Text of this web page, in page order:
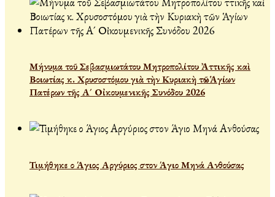
Μήνυμα τοῦ Σεβασμιωτάτου Μητροπολίτου Ἀττικῆς καὶ
Βοιωτίας κ. Χρυσοστόμου γιὰ τὴν Κυριακὴ τῶν Ἁγίων
Πατέρων τῆς Α´ Οἰκουμενικῆς Συνόδου 2026
Τιμήθηκε ο Άγιος Αργύριος στον Άγιο Μηνά Ανθούσας